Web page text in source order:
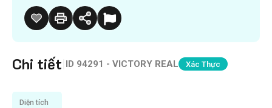
Chi tiết ID 94291 - VICTORY REAL Xác Thực
Diện tích